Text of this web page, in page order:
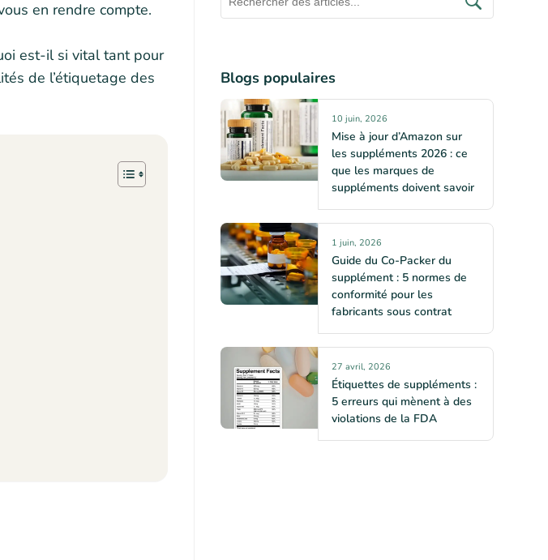
en rendre compte.
est-il si vital tant pour
de l’étiquetage des
Blogs populaires
10 juin, 2026
Mise à jour d’Amazon sur
les suppléments 2026 : ce
que les marques de
suppléments doivent savoir
1 juin, 2026
Guide du Co-Packer du
supplément : 5 normes de
conformité pour les
fabricants sous contrat
27 avril, 2026
Étiquettes de suppléments :
5 erreurs qui mènent à des
violations de la FDA